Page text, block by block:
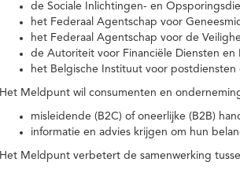
de Sociale Inlichtingen- en
het Federaal Agentschap voor
het Federaal Agentschap voor de
de Autoriteit voor Financiële Diensten en
het Belgische Instituut voor postdiensten
Het Meldpunt wil consumenten en
misleidende (B2C) of oneerlijke (B2B)
informatie en advies krijgen om hun
Het Meldpunt verbetert de samenwerking